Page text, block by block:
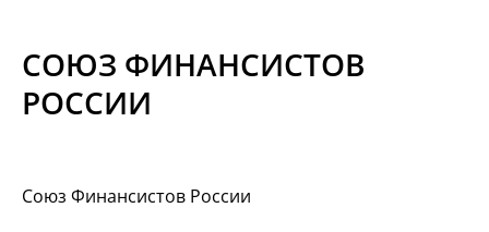
Материалы
СОЮЗ ФИНАНСИСТОВ
РОССИИ
Союз Финансистов России